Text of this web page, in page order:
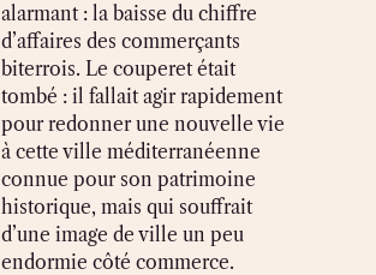
alarmant : la baisse du chiffre
d’affaires des commerçants
biterrois. Le couperet était
tombé : il fallait agir rapidement
pour redonner une nouvelle vie
à cette ville méditerranéenne
connue pour son patrimoine
historique, mais qui souffrait
d’une image de ville un peu
endormie côté commerce.